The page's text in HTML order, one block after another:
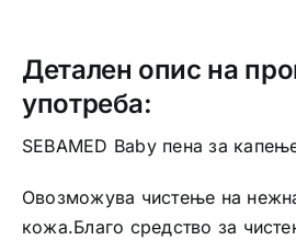
Детален опис на
употреба:
SEBAMED Baby пена за
Овозможува чистење на
кожа.Благо средство за